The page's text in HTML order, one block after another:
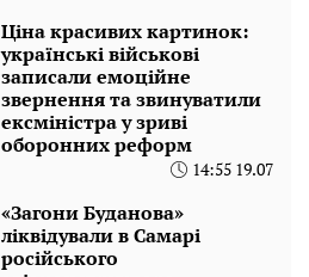
Ціна красивих картинок:
українські військові
записали емоційне
звернення та звинуватили
ексміністра у зриві
оборонних реформ
14:55 19.07
«Загони Буданова»
ліквідували в Самарі
російського